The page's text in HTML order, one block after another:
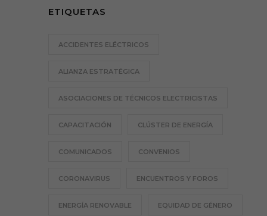
ETIQUETAS
ACCIDENTES ELÉCTRICOS
ALIANZA ESTRATÉGICA
ASOCIACIONES DE TÉCNICOS ELECTRICISTAS
CAPACITACIÓN CLÚSTER DE ENERGÍA
COMUNICADOS CONVENIOS
CORONAVIRUS ENCUENTROS Y FOROS
ENERGÍA RENOVABLE EQUIDAD DE GÉNERO